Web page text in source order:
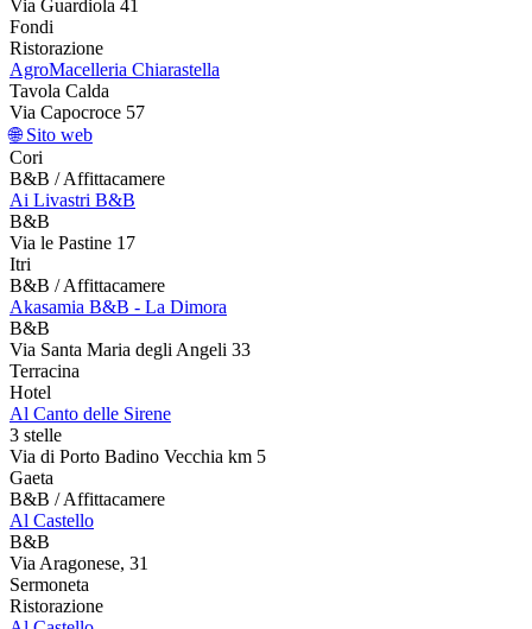
Via Guardiola 41
Fondi
Ristorazione
AgroMacelleria Chiarastella
Tavola Calda
Via Capocroce 57
🌐 Sito web
Cori
B&B / Affittacamere
Ai Livastri B&B
B&B
Via le Pastine 17
Itri
B&B / Affittacamere
Akasamia B&B - La Dimora
B&B
Via Santa Maria degli Angeli 33
Terracina
Hotel
Al Canto delle Sirene
3 stelle
Via di Porto Badino Vecchia km 5
Gaeta
B&B / Affittacamere
Al Castello
B&B
Via Aragonese, 31
Sermoneta
Ristorazione